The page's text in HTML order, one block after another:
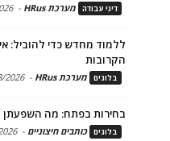
דיני עבודה מערכת HRus -
ללמוד מחדש כדי להוביל:
הקרובות
בלוגים מערכת HRus -
2026
בחירות בפתח: מה
בלוגים כותבים חיצוניים -